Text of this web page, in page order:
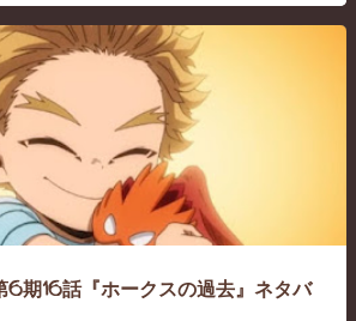
6期16話『ホークスの過去』ネタバ